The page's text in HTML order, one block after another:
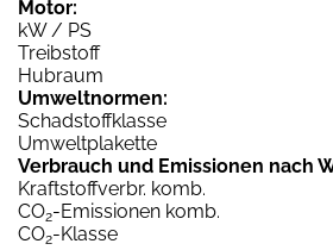
Motor:
kW / PS
Treibstoff
Hubraum
Umweltnormen:
Schadstoffklasse
Umweltplakette
Verbrauch und Emissionen nach
Kraftstoffverbr. komb.
CO2-Emissionen komb.
CO2-Klasse